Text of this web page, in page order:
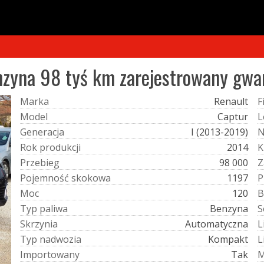
98 tyś km zarejestrowany
Marka
Renault
Model
Captur
Generacja
I (2013-2019)
Rok produkcji
2014
Przebieg
98 000
Pojemność skokowa
1197
Moc
120
Typ paliwa
Benzyna
Skrzynia
Automatyczna
Typ nadwozia
Kompakt
Importowany
Tak
Fi
L
K
Z
P
B
S
L
L